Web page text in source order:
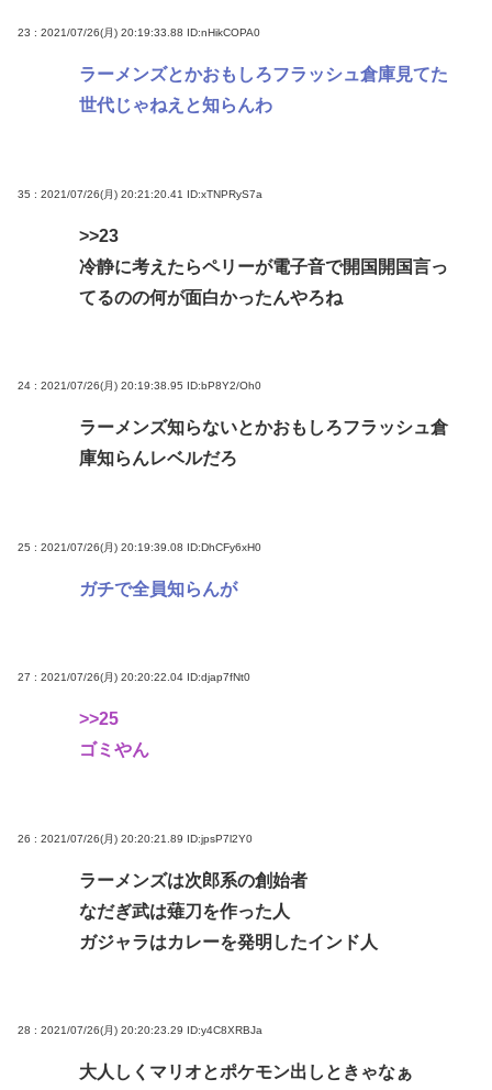
23 : 2021/07/26(月) 20:19:33.88 ID:nHikCOPA0
ラーメンズとかおもしろフラッシュ倉庫見てた
世代じゃねえと知らんわ
35 : 2021/07/26(月) 20:21:20.41 ID:xTNPRyS7a
>>23
冷静に考えたらペリーが電子音で開国開国言っ
てるのの何が面白かったんやろね
24 : 2021/07/26(月) 20:19:38.95 ID:bP8Y2/Oh0
ラーメンズ知らないとかおもしろフラッシュ倉
庫知らんレベルだろ
25 : 2021/07/26(月) 20:19:39.08 ID:DhCFy6xH0
ガチで全員知らんが
27 : 2021/07/26(月) 20:20:22.04 ID:djap7fNt0
>>25
ゴミやん
26 : 2021/07/26(月) 20:20:21.89 ID:jpsP7l2Y0
ラーメンズは次郎系の創始者
なだぎ武は薙刀を作った人
ガジャラはカレーを発明したインド人
28 : 2021/07/26(月) 20:20:23.29 ID:y4C8XRBJa
大人しくマリオとポケモン出しときゃなぁ